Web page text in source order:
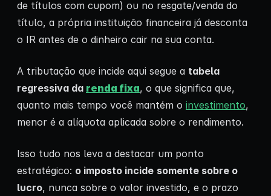
de títulos com cupom) ou no resgate/venda do
título, a própria instituição financeira já desconta
o IR antes de o dinheiro cair na sua conta.
A tributação que incide aqui segue a tabela
regressiva da renda fixa, o que significa que,
quanto mais tempo você mantém o investimento,
menor é a alíquota aplicada sobre o rendimento.
Isso tudo nos leva a destacar um ponto
estratégico: o imposto incide somente sobre o
lucro, nunca sobre o valor investido, e o prazo